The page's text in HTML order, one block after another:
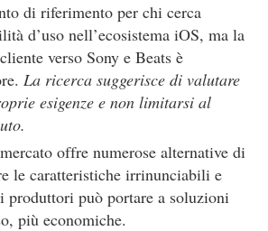
di riferimento per chi cerca
d’uso nell’ecosistema iOS, ma la
verso Sony e Beats è
La ricerca suggerisce di valutare
esigenze e non limitarsi al
offre numerose alternative di
le caratteristiche irrinunciabili e
produttori può portare a soluzioni
più economiche.